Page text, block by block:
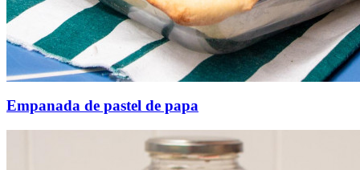
Empanada de pastel de papa